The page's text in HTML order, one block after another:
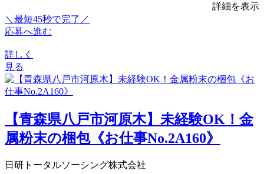
詳細を表示
＼最短45秒で完了／
応募へ進む
詳しく
見る
【青森県八戸市河原木】未経験OK！金
属粉末の梱包《お仕事No.2A160》
日研トータルソーシング株式会社